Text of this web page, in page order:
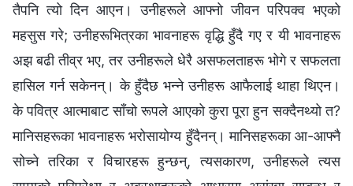
तैपनि त्यो दिन आएन। उनीहरूले आफ्नो जीवन परिपक्व भएको
महसुस गरे; उनीहरूभित्रका भावनाहरू वृद्धि हुँदै गए र यी भावनाहरू
अझ बढी तीव्र भए, तर उनीहरूले धेरै असफलताहरू भोगे र सफलता
हासिल गर्न सकेनन्। के हुँदैछ भन्‍ने उनीहरू आफैलाई थाहा थिएन।
के पवित्र आत्माबाट साँचो रूपले आएको कुरा पूरा हुन सक्दैनथ्यो त?
मानिसहरूका भावनाहरू भरोसायोग्य हुँदैनन्। मानिसहरूका आ-आफ्नै
सोच्ने तरिका र विचारहरू हुन्छन्, त्यसकारण, उनीहरूले त्यस